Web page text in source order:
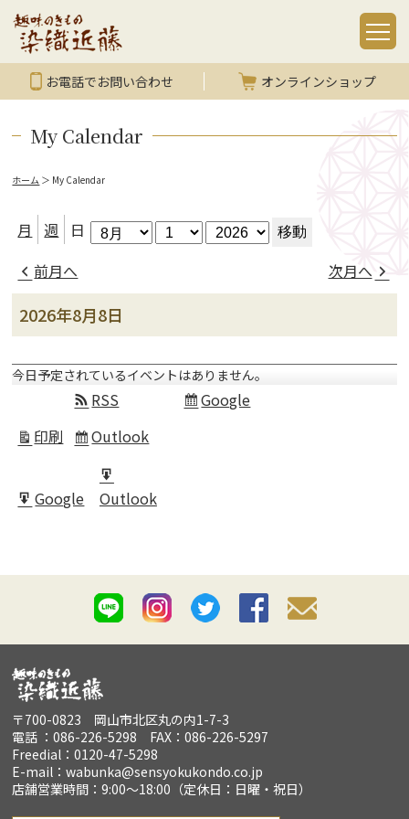
お電話でお問い合わせ オンラインショップ
My Calendar
ホーム ＞ My Calendar
月 週 日 月 日 年
前月へ 次月へ
2026年8月8日
今日予定されているイベントはありません。
印刷
表
RSS
Subscribe
Google
Subscribe
Outlook
Export
Google
for
Outlook
〒700-0823 岡山市北区丸の内1-7-3
電話 ：086-226-5298 FAX：086-226-5297
Freedial：0120-47-5298
E-mail：wabunka@sensyokukondo.co.jp
店舗営業時間：9:00～18:00（定休日：日曜・祝日）